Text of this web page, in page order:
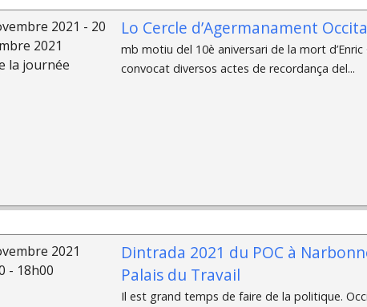
2021 - 20
2021
la journée
Lo Cercle d’Agermanament
mb motiu del 10è aniversari de la mort d’Enric
convocat diversos actes de recordança del...
2021
- 18h00
Dintrada 2021 du POC à
Palais du Travail
Il est grand temps de faire de la politique.